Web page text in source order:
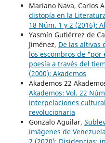
Mariano Nava, Carlos
distopía en la
18 Núm. 1 y 2 (2016):
Yasmín Gutiérrez de
Jiménez, De las altivas
los escombros de "por
poesía a través del
(2000): Akademos
Akademos 22
Akademos: Vol. 22
interpelaciones
revolucionaria
Gonzalo Aguilar,
imágenes de Venezuela